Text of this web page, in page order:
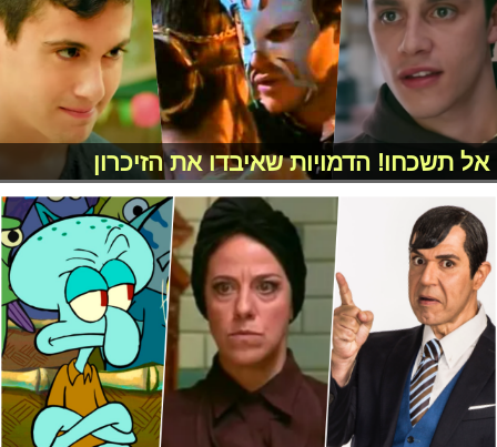
אל תשכחו! הדמויות שאיבדו את הזיכרון